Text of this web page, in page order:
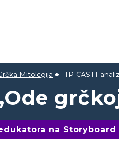
Mitologija TP-CASTT
na Storyboard